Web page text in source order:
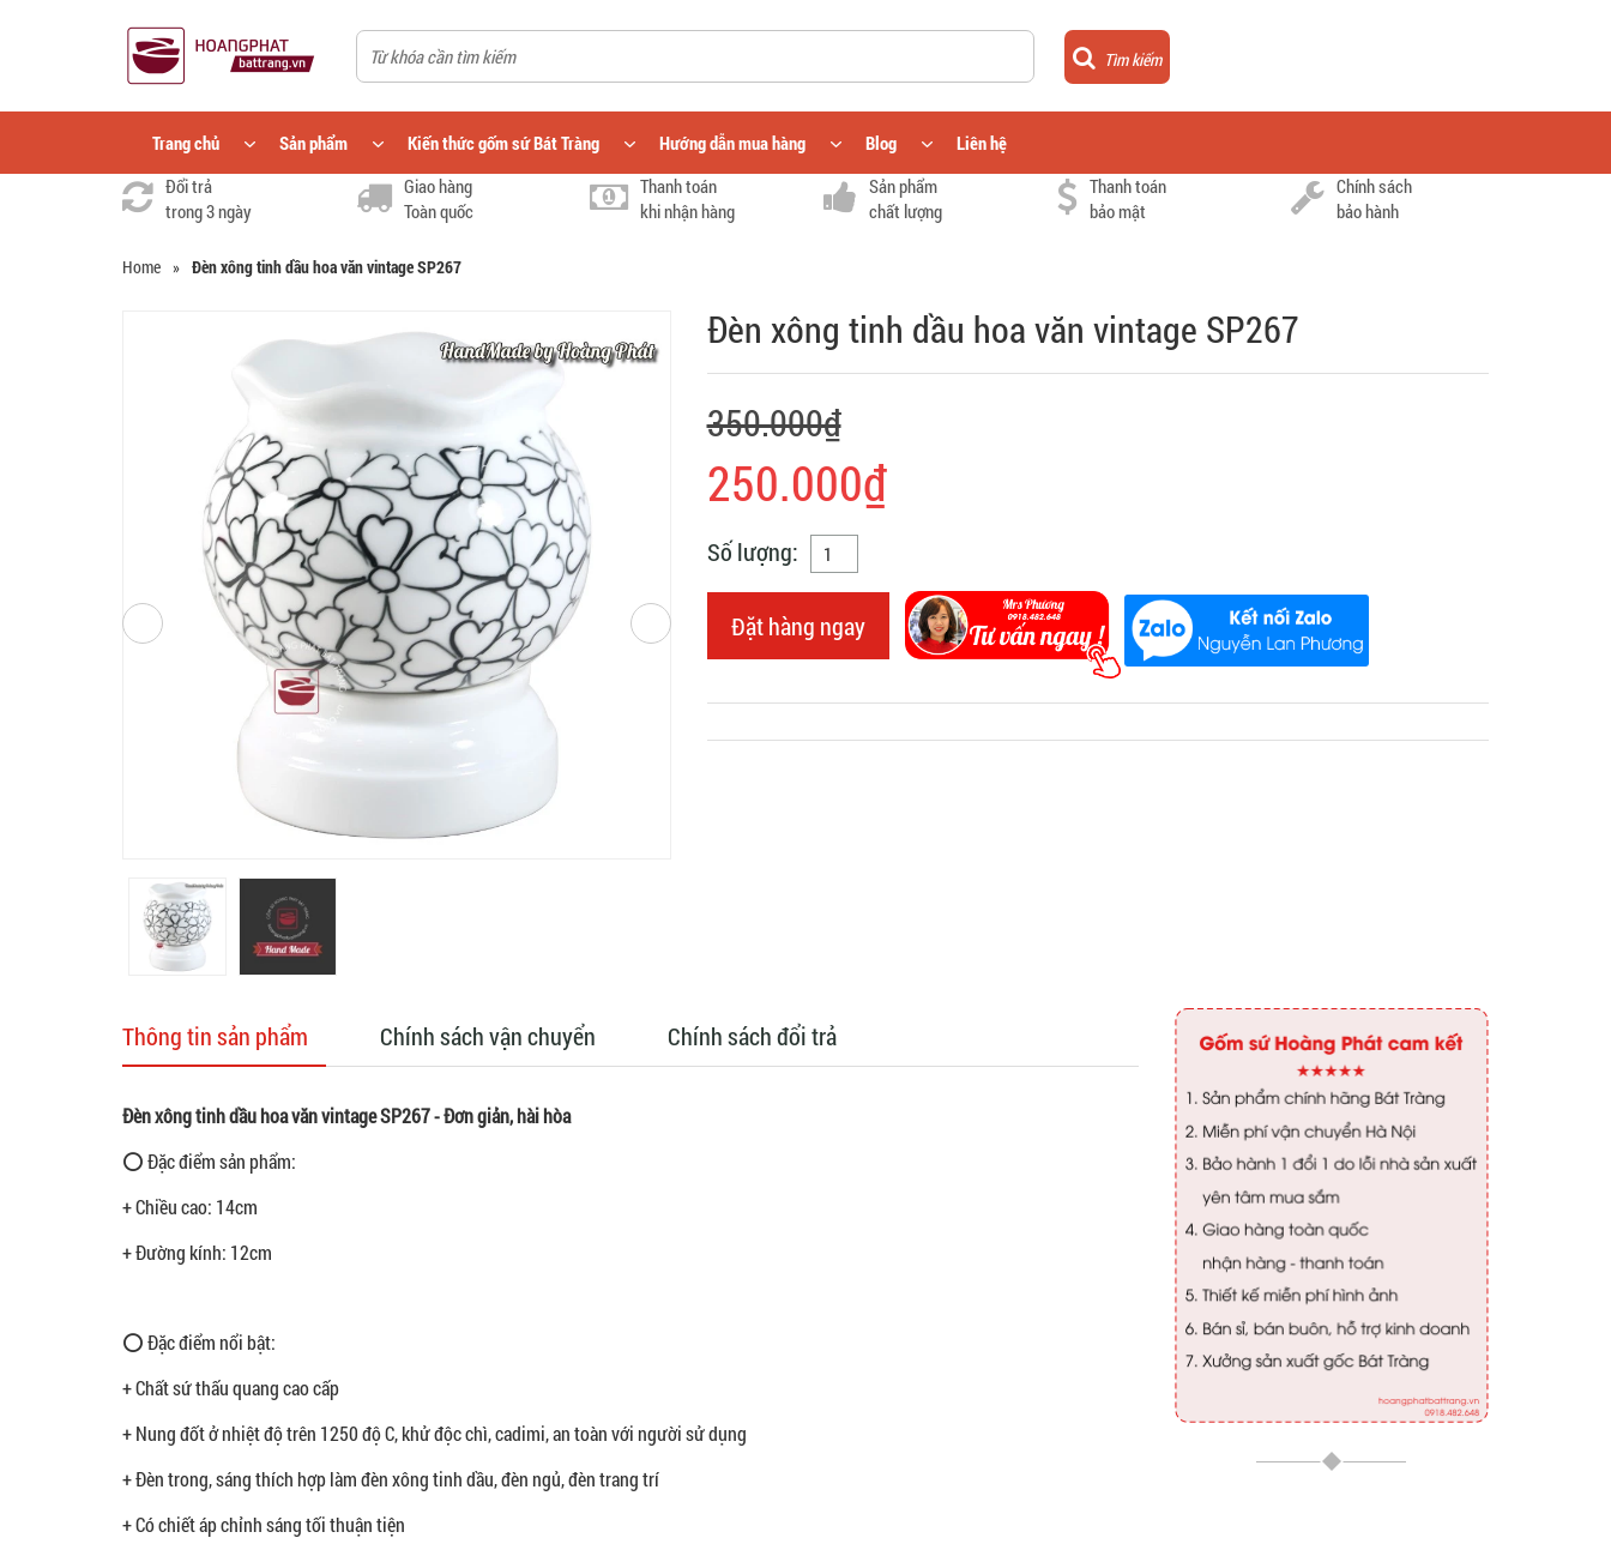
Tìm kiếm
Trang chủ Sản phẩm Kiến thức gốm sứ Bát Tràng Hướng dẫn mua hàng Blog
Liên hệ
Đổi trả
trong 3 ngày
Giao hàng
Toàn quốc
Thanh toán
khi nhận hàng
Sản phẩm
chất lượng
Thanh toán
bảo mật
Chính sách
bảo hành
Home » Đèn xông tinh dầu hoa văn vintage SP267
Đèn xông tinh dầu hoa văn vintage SP267
350.000₫
250.000₫
Số lượng:
Đặt hàng ngay
Thông tin sản phẩm Chính sách vận chuyển Chính sách đổi trả
Đèn xông tinh dầu hoa văn vintage SP267 - Đơn giản, hài hòa
⭕ Đặc điểm sản phẩm:
+ Chiều cao: 14cm
+ Đường kính: 12cm
⭕ Đặc điểm nổi bật:
+ Chất sứ thấu quang cao cấp
+ Nung đốt ở nhiệt độ trên 1250 độ C, khử độc chì, cadimi, an toàn với người sử dụng
+ Đèn trong, sáng thích hợp làm đèn xông tinh dầu, đèn ngủ, đèn trang trí
+ Có chiết áp chỉnh sáng tối thuận tiện